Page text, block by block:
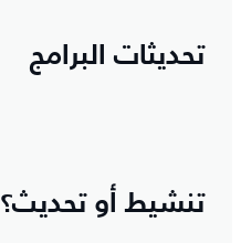
تحديثات البرامج
تنشيط أو تحديث؟